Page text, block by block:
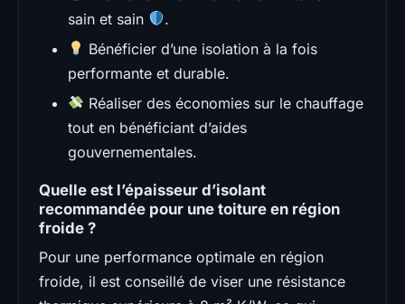
sain et sain
.
Bénéficier d’une isolation à la fois
performante et durable.
Réaliser des économies sur le chauffage
tout en bénéficiant d’aides
gouvernementales.
Quelle est l’épaisseur d’isolant
recommandée pour une toiture en région
froide ?
Pour une performance optimale en région
froide, il est conseillé de viser une résistance